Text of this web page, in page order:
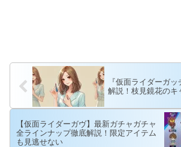
『仮面ライダーガ
解説！枝見鏡花のキ
【仮面ライダーガヴ】最新ガチャガチャ
全ラインナップ徹底解説！限定アイテム
も見逃せない